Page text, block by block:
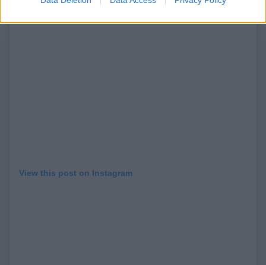
View this post on Instagram